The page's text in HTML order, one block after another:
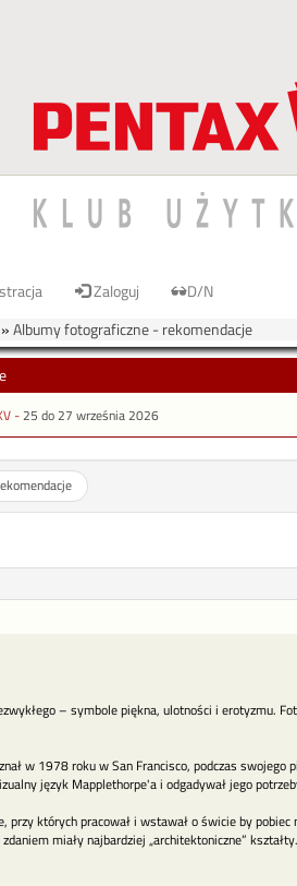
Zaloguj
D/N
Albumy fotograficzne - rekomendacje
-25 do 27 września 2026
– symbole piękna, ulotności i erotyzmu.
w 1978 roku w San Francisco, podczas swojego
język Mapplethorpe'a i odgadywał jego
przy których pracował i wstawał o świcie by
miały najbardziej „architektoniczne”